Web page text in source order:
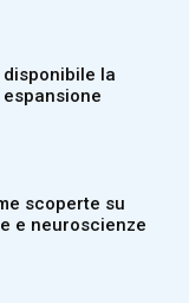
disponibile la
scoperte su
e neuroscienze